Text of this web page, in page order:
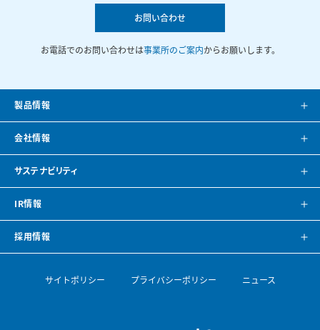
お問い合わせ
お電話でのお問い合わせは事業所のご案内からお願いします。
製品情報
製品案内
システム提案
CAD・BIMデータ
空調ナビゲーション
導入事例
会社情報
会社案内
会社概要
見学のご案内
空調機開発の歴史
サステナビリティ
方針・トップメッセージ
環境
IR情報
IRニュース
採用情報
サイトポリシー プライバシーポリシー ニュース